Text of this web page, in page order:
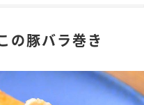
の豚バラ巻き